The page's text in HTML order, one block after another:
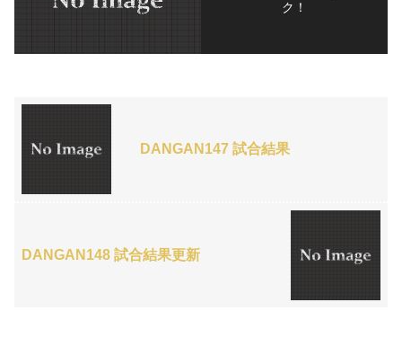
ク！
DANGAN147 試合結果
DANGAN148 試合結果更新